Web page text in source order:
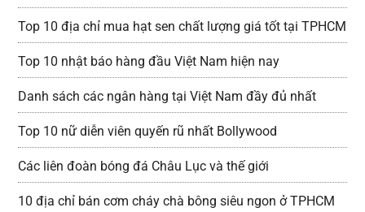
Top 10 địa chỉ mua hạt sen chất lượng giá tốt tại TPHCM
Top 10 nhật báo hàng đầu Việt Nam hiện nay
Danh sách các ngân hàng tại Việt Nam đầy đủ nhất
Top 10 nữ diễn viên quyến rũ nhất Bollywood
Các liên đoàn bóng đá Châu Lục và thế giới
10 địa chỉ bán cơm cháy chà bông siêu ngon ở TPHCM